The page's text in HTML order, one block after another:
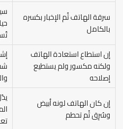
سرقة الهاتف ثُم الإخبار بكسره
بالكامل
إن استطاع استعادة الهاتف
ولكنه مكسور ولم يستطيع
إصلاحه
إن كان الهاتف لونه أبيض
وسُرِق ثُم تحطم